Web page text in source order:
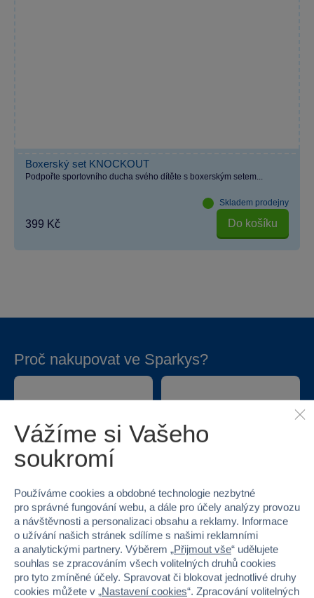
Boxerský set KNOCKOUT
Podpořte sportovního ducha svého dítěte s boxerským setem...
Skladem prodejny
399 Kč Do košíku
Proč nakupovat ve Sparkys?
Nejširší sortiment na
Vážíme si Vašeho
soukromí
Používáme cookies a obdobné technologie nezbytné
pro správné fungování webu, a dále pro účely analýzy provozu
a návštěvnosti a personalizaci obsahu a reklamy. Informace
o užívání našich stránek sdílíme s našimi reklamními
a analytickými partnery. Výběrem „Přijmout vše“ udělujete
souhlas se zpracováním všech volitelných druhů cookies
pro tyto zmíněné účely. Spravovat či blokovat jednotlivé druhy
cookies můžete v „Nastavení cookies“. Zpracování volitelných